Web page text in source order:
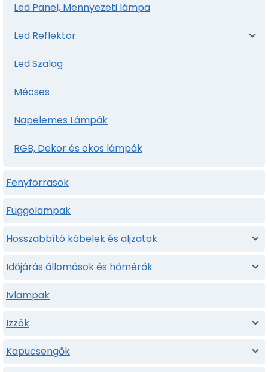
Led Panel, Mennyezeti lámpa
Led Reflektor
Led Szalag
Mécses
Napelemes Lámpák
RGB, Dekor és okos lámpák
Fenyforrasok
Fuggolampak
Hosszabbító kábelek és aljzatok
Időjárás állomások és hőmérők
Ivlampak
Izzók
Kapucsengők